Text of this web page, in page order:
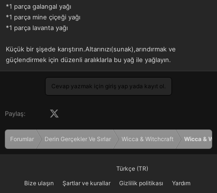
*1 parça galangal yağı
*1 parça mine çiçeği yağı
*1 parça lavanta yağı
Küçük bir şişede karıştırın.Altarınızı(sunak),arındırmak ve
güçlendirmek için düzenli aralıklarla bu yağ ile yağlayın.
Cevap yazmak için giriş yap yada kayıt ol.
Paylaş: Facebook
Forumlar Derin Gerçekler Ve Sırlar Wicca & Witchcraft Wicca &
Türkçe (TR)
Bize ulaşın
Şartlar ve kurallar Gizlilik politikası
Yardım